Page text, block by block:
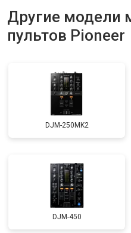
Другие модели
пультов Pioneer
DJM-250MK2
DJM-450